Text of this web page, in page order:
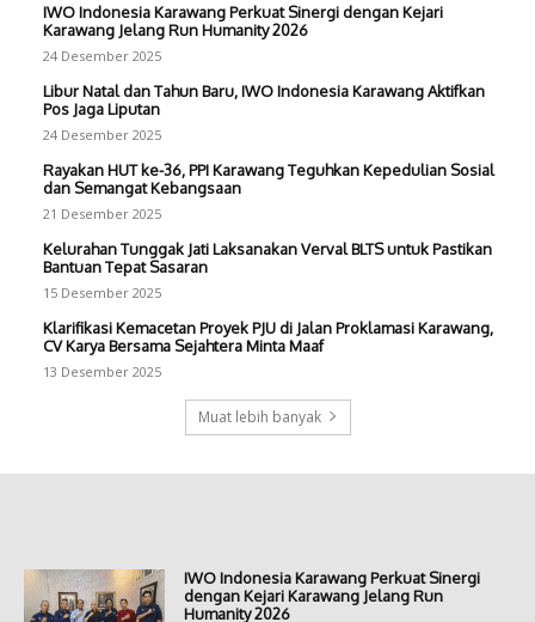
IWO Indonesia Karawang Perkuat Sinergi dengan Kejari
Karawang Jelang Run Humanity 2026
24 Desember 2025
Libur Natal dan Tahun Baru, IWO Indonesia Karawang Aktifkan
Pos Jaga Liputan
24 Desember 2025
Rayakan HUT ke-36, PPI Karawang Teguhkan Kepedulian Sosial
dan Semangat Kebangsaan
21 Desember 2025
Kelurahan Tunggak Jati Laksanakan Verval BLTS untuk Pastikan
Bantuan Tepat Sasaran
15 Desember 2025
Klarifikasi Kemacetan Proyek PJU di Jalan Proklamasi Karawang,
CV Karya Bersama Sejahtera Minta Maaf
13 Desember 2025
Muat lebih banyak
IWO Indonesia Karawang Perkuat Sinergi
dengan Kejari Karawang Jelang Run
Humanity 2026